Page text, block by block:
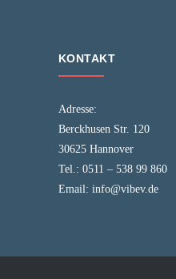
KONTAKT
Adresse:
Berckhusen Str. 120
30625 Hannover
Tel.: 0511 – 538 99 860
Email: info@vibev.de